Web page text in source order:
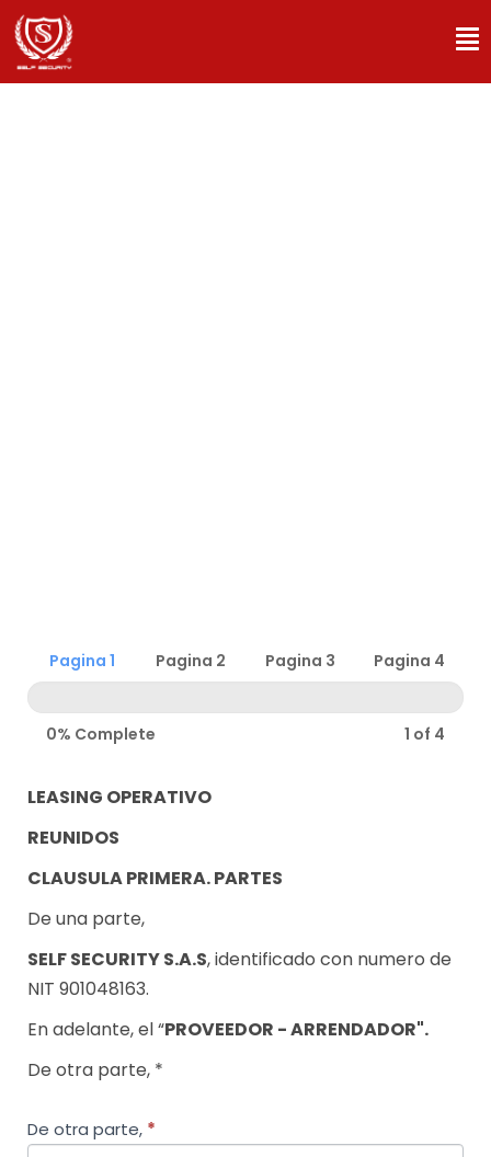
OPERATIVO
Valledupar
Pagina 1 Pagina 2 Pagina 3 Pagina 4
0% Complete 1 of 4
LEASING OPERATIVO
REUNIDOS
CLAUSULA PRIMERA. PARTES
De una parte,
SELF SECURITY S.A.S, identificado con numero de
NIT 901048163.
En adelante, el “PROVEEDOR - ARRENDADOR".
De otra parte, *
De otra parte, *